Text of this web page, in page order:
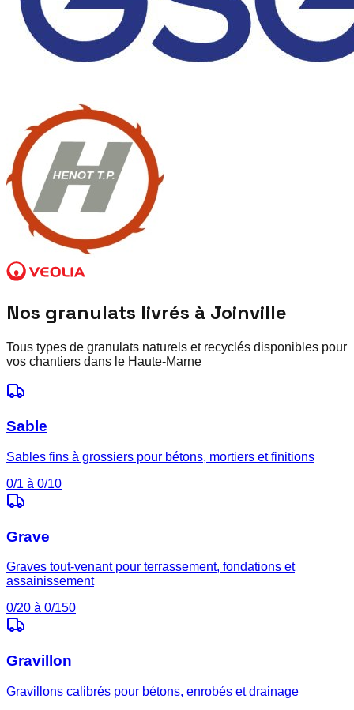
Nos granulats livrés à Joinville
Tous types de granulats naturels et recyclés disponibles pour
vos chantiers dans le Haute-Marne
Sable
Sables fins à grossiers pour bétons, mortiers et finitions
0/1 à 0/10
Grave
Graves tout-venant pour terrassement, fondations et
assainissement
0/20 à 0/150
Gravillon
Gravillons calibrés pour bétons, enrobés et drainage